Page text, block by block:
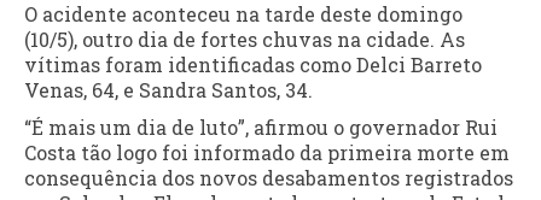
O acidente aconteceu na tarde deste domingo
(10/5), outro dia de fortes chuvas na cidade. As
vítimas foram identificadas como Delci Barreto
Venas, 64, e Sandra Santos, 34.
“É mais um dia de luto”, afirmou o governador Rui
Costa tão logo foi informado da primeira morte em
consequência dos novos desabamentos registrados